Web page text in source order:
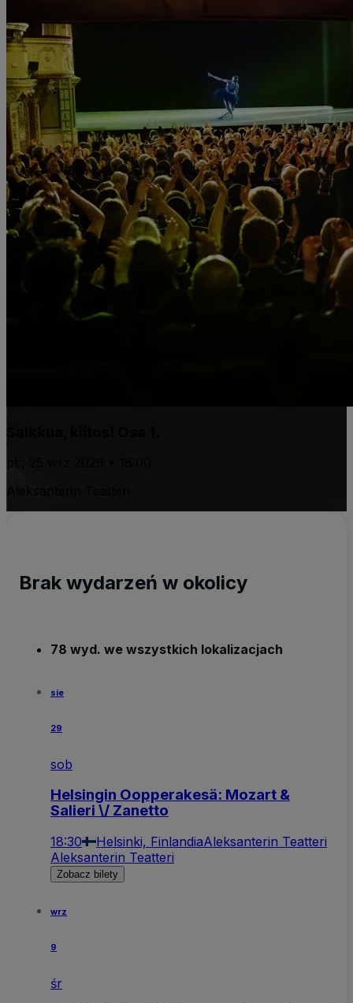
Brak wydarzeń w okolicy
78 wyd. we wszystkich lokalizacjach
sie
29
sob
Helsingin Oopperakesä: Mozart &
Salieri \/ Zanetto
18:30 Helsinki, FinlandiaAleksanterin Teatteri
Aleksanterin Teatteri
Zobacz bilety
wrz
9
śr